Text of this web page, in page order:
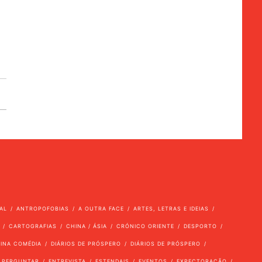
ANTROPOFOBIAS A OUTRA FACE ARTES, LETRAS E IDEIAS
CARTOGRAFIAS CHINA / ÁSIA CRÓNICO ORIENTE DESPORTO
COMÉDIA DIÁRIOS DE PRÓSPERO DIÁRIOS DE PRÓSPERO